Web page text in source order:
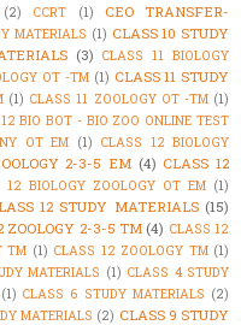
(2) CCRT (1)
CEO TRANSFER-
MATERIALS (1) CLASS 10 STUDY
(3) CLASS 11 BIOLOGY
OT -TM (1) CLASS 11 STUDY
(1) CLASS 11 ZOOLOGY OT -TM (1)
BIO BOT - BIO ZOO ONLINE TEST
OT EM (1) CLASS 12 BIOLOGY
2-3-5 EM (4) CLASS 12
12 BIOLOGY ZOOLOGY OT EM (1)
12 STUDY MATERIALS (15)
ZOOLOGY 2-3-5 TM (4) CLASS 12
TM (1) CLASS 12 ZOOLOGY TM (1)
MATERIALS (1) CLASS 4 STUDY
(1) CLASS 6 STUDY MATERIALS (2)
MATERIALS (2) CLASS 9 STUDY